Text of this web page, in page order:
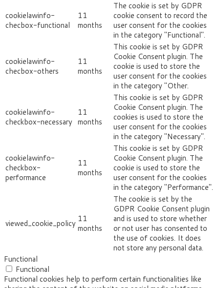
cookielawinfo-
checbox-functional
11
months
The cookie is set by GDPR
cookie consent to record the
user consent for the cookies
in the category "Functional".
cookielawinfo-
checbox-others
11
months
This cookie is set by GDPR
Cookie Consent plugin. The
cookie is used to store the
user consent for the cookies
in the category "Other.
cookielawinfo-
checkbox-necessary
11
months
This cookie is set by GDPR
Cookie Consent plugin. The
cookies is used to store the
user consent for the cookies
in the category "Necessary".
cookielawinfo-
checkbox-
performance
11
months
This cookie is set by GDPR
Cookie Consent plugin. The
cookie is used to store the
user consent for the cookies
in the category "Performance".
viewed_cookie_policy 11
months
The cookie is set by the
GDPR Cookie Consent plugin
and is used to store whether
or not user has consented to
the use of cookies. It does
not store any personal data.
Functional
Functional
Functional cookies help to perform certain functionalities like